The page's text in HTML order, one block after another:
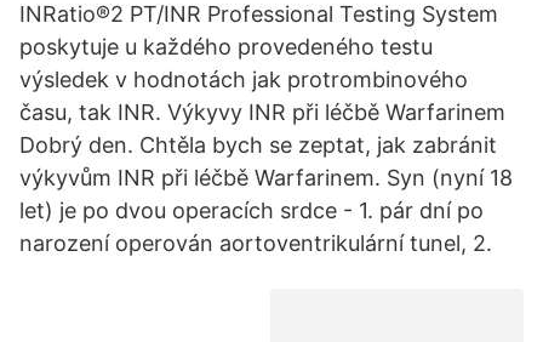
INRatio®2 PT/INR Professional Testing System
poskytuje u každého provedeného testu
výsledek v hodnotách jak protrombinového
času, tak INR. Výkyvy INR při léčbě Warfarinem
Dobrý den. Chtěla bych se zeptat, jak zabránit
výkyvům INR při léčbě Warfarinem. Syn (nyní 18
let) je po dvou operacích srdce - 1. pár dní po
narození operován aortoventrikulární tunel, 2.